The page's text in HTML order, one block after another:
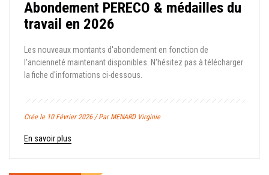
Abondement PERECO & médailles du
travail en 2026
Les nouveaux montants d'abondement en fonction de
l'ancienneté maintenant disponibles. N'hésitez pas à télécharger
la fiche d'informations ci-dessous.
Crée le 10 Février 2026 / Par MENARD Virginie
En savoir plus